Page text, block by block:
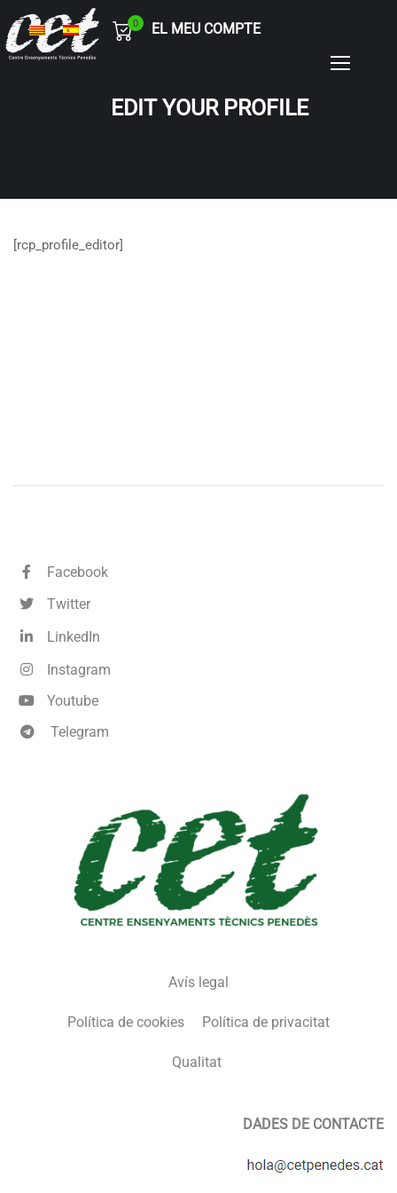
0 EL MEU COMPTE
EDIT YOUR PROFILE
[rcp_profile_editor]
Facebook
Twitter
LinkedIn
Instagram
Youtube
Telegram
Avís legal
Política de cookies Política de privacitat
Qualitat
DADES DE CONTACTE